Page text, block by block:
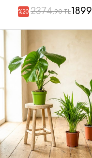
%20 2374,90 TL1899